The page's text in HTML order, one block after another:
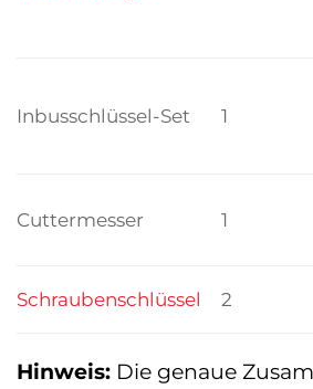
Inbusschlüssel-Set 1
Cuttermesser 1
Schraubenschlüssel 2
Hinweis: Die genaue